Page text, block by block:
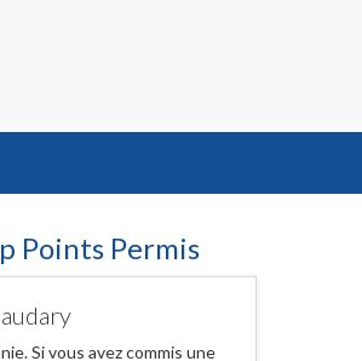
Points Permis
Si vous avez commis une